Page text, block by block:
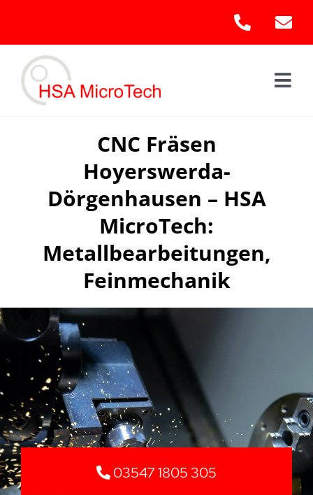
content
CNC Fräsen
Hoyerswerda-
Dörgenhausen – HSA
MicroTech:
Metallbearbeitungen,
Feinmechanik
03547 1805 305